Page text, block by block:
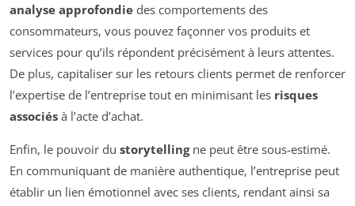
analyse approfondie des comportements des
consommateurs, vous pouvez façonner vos produits et
services pour qu’ils répondent précisément à leurs attentes.
De plus, capitaliser sur les retours clients permet de renforcer
l’expertise de l’entreprise tout en minimisant les risques
associés à l’acte d’achat.
Enfin, le pouvoir du storytellingne peut être sous-estimé.
En communiquant de manière authentique, l’entreprise peut
établir un lien émotionnel avec ses clients, rendant ainsi sa